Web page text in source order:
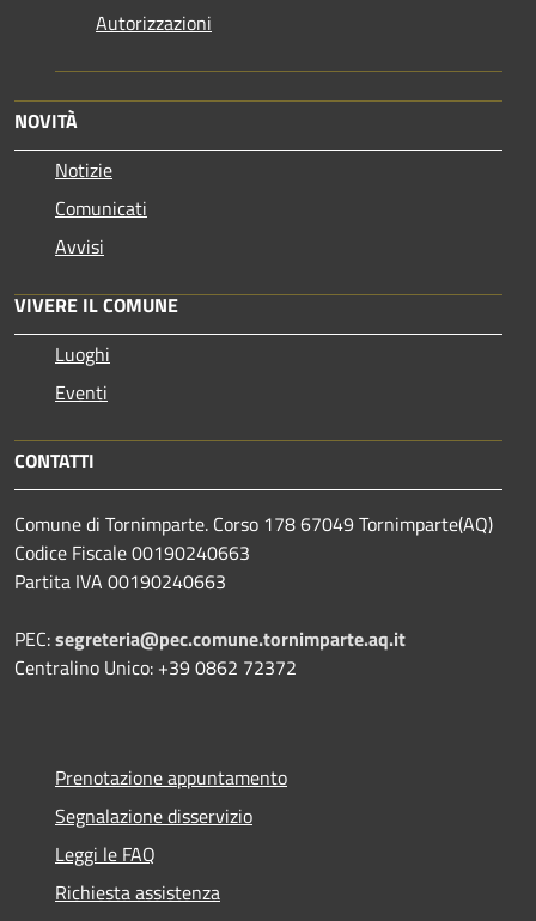
Autorizzazioni
NOVITÀ
Notizie
Comunicati
Avvisi
VIVERE IL COMUNE
Luoghi
Eventi
CONTATTI
Comune di Tornimparte. Corso 178 67049 Tornimparte(AQ)
Codice Fiscale 00190240663
Partita IVA 00190240663
PEC:segreteria@pec.comune.tornimparte.aq.it
Centralino Unico: +39 0862 72372
Prenotazione appuntamento
Segnalazione disservizio
Leggi le FAQ
Richiesta assistenza